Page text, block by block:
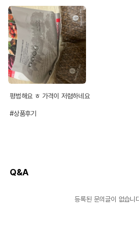
평범해요 ㅎ 가격이 저렴하네요
#상품후기
Q&A
등록된 문의글이 없습니